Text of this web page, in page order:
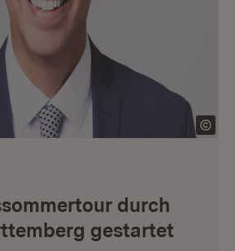
durch
gestartet